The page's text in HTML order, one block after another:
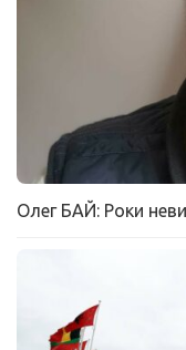
Олег БАЙ: Роки